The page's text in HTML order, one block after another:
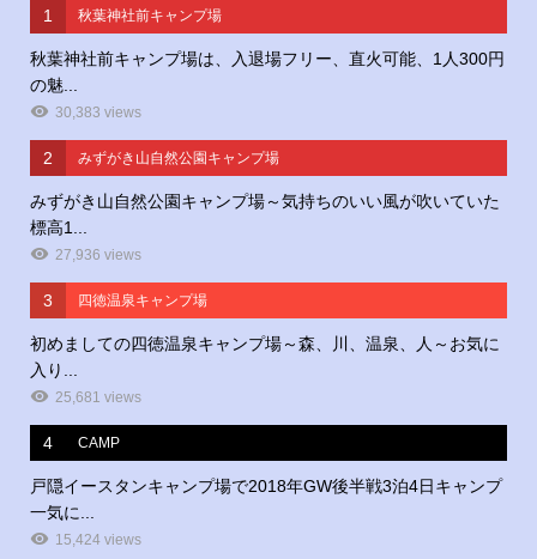
1 秋葉神社前キャンプ場
秋葉神社前キャンプ場は、入退場フリー、直火可能、1人300円
の魅...
30,383 views
2 みずがき山自然公園キャンプ場
みずがき山自然公園キャンプ場～気持ちのいい風が吹いていた
標高1...
27,936 views
3 四徳温泉キャンプ場
初めましての四徳温泉キャンプ場～森、川、温泉、人～お気に
入り...
25,681 views
4 CAMP
戸隠イースタンキャンプ場で2018年GW後半戦3泊4日キャンプ
一気に...
15,424 views